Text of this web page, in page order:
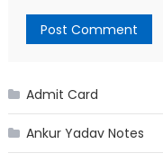
Admit Card
Ankur Yadav Notes